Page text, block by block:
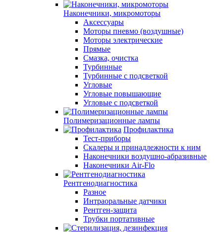
Наконечники, микромоторы
Аксессуары
Моторы пневмо (воздушные)
Моторы электрические
Прямые
Смазка, очистка
Турбинные
Турбинные с подсветкой
Угловые
Угловые повышающие
Угловые с подсветкой
Полимеризационные лампы
Профилактика
Тест-приборы
Скалеры и принадлежности к ним
Наконечники воздушно-абразивные
Наконечники Air-Flo
Рентгенодиагностика
Разное
Интраоральные датчики
Рентген-защита
Трубки портативные